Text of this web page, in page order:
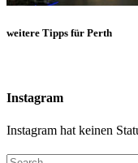
weitere Tipps für Perth
Instagram
Instagram hat keinen